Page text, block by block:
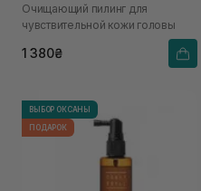
120 мл
Очищающий пилинг для
чувствительной кожи головы
1 380₴
ВЫБОР ОКСАНЫ
ПОДАРОК